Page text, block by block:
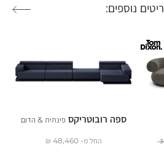
נוספים:
ספה רובוטריקס פינתית & הדום
החל מ-48,460
₪